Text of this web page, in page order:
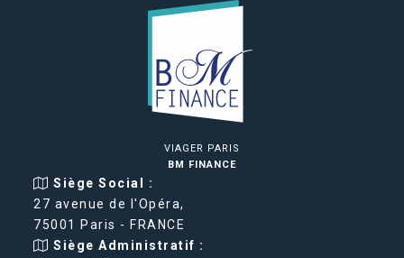
VIAGER PARIS
BM FINANCE
Siège Social :
27 avenue de l'Opéra,
75001 Paris - FRANCE
Siège Administratif :